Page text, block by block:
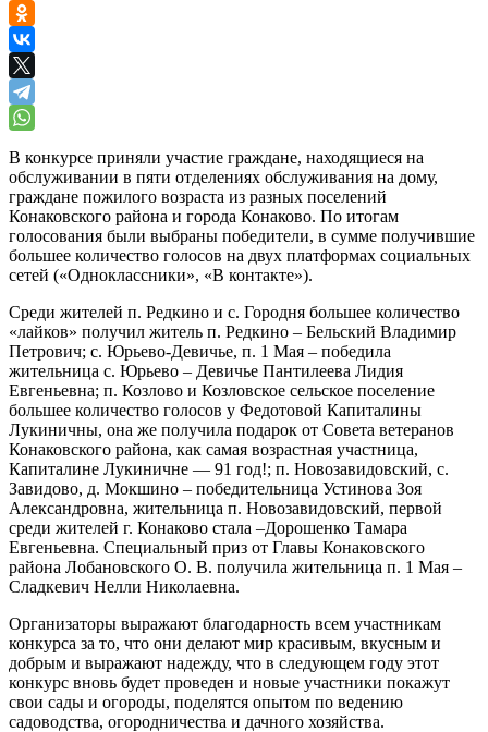
В конкурсе приняли участие граждане, находящиеся на
обслуживании в пяти отделениях обслуживания на дому,
граждане пожилого возраста из разных поселений
Конаковского района и города Конаково. По итогам
голосования были выбраны победители, в сумме получившие
большее количество голосов на двух платформах социальных
сетей («Одноклассники», «В контакте»).
Среди жителей п. Редкино и с. Городня большее количество
«лайков» получил житель п. Редкино – Бельский Владимир
Петрович; с. Юрьево-Девичье, п. 1 Мая – победила
жительница с. Юрьево – Девичье Пантилеева Лидия
Евгеньевна; п. Козлово и Козловское сельское поселение
большее количество голосов у Федотовой Капиталины
Лукиничны, она же получила подарок от Совета ветеранов
Конаковского района, как самая возрастная участница,
Капиталине Лукиничне — 91 год!; п. Новозавидовский, с.
Завидово, д. Мокшино – победительница Устинова Зоя
Александровна, жительница п. Новозавидовский, первой
среди жителей г. Конаково стала –Дорошенко Тамара
Евгеньевна. Специальный приз от Главы Конаковского
района Лобановского О. В. получила жительница п. 1 Мая –
Сладкевич Нелли Николаевна.
Организаторы выражают благодарность всем участникам
конкурса за то, что они делают мир красивым, вкусным и
добрым и выражают надежду, что в следующем году этот
конкурс вновь будет проведен и новые участники покажут
свои сады и огороды, поделятся опытом по ведению
садоводства, огородничества и дачного хозяйства.